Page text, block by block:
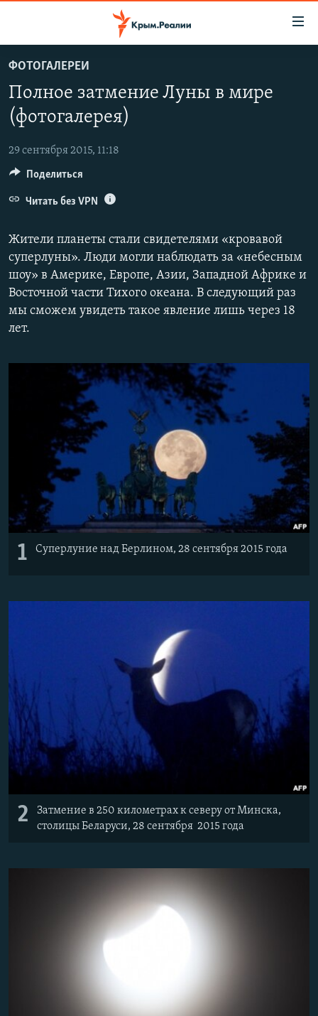
основному
содержанию
Вернутся
навигации
Вернутся
поиску
СПЕЦПРОЕКТЫ
КАРТА ВОЕННЫХ ОБЪЕКТОВ КРЫМА
11 ЛЕТ ОККУПАЦИИ КРЫМА. 11 ИСТОРИЙ СОПРОТИВЛЕНИЯ
ВОДА
ИСТОРИЯ
ЕЩЕ
ИНТЕРАКТИВ
ТЕЛЕПРОЕКТ КРЫМ.РЕАЛИИ
СОВЕТЫ ПРАВОЗАЩИТНИКОВ
ПРОПАВШИЕ БЕЗ ВЕСТИ
ПОБЕДИТЕЛЕЙ НЕ СУДЯТ?
УКРАИНСКАЯ ПРОБЛЕМА КРЫМА
РАДІО СВОБОДА
Українською
Qırımtatar
ПРИСОЕДИНЯЙТЕСЬ!
Все сайты RFE/RL
ФОТОГАЛЕРЕИ
Полное затмение Луны в мире
(фотогалерея)
29 сентября 2015, 11:18
Жители планеты стали свидетелями «кровавой
суперлуны». Люди могли наблюдать за «небесным
шоу» в Америке, Европе, Азии, Западной Африке и
Восточной части Тихого океана. В следующий раз
мы сможем увидеть такое явление лишь через 18
лет.
1 Суперлуние над Берлином, 28 сентября 2015 года
2
Затмение в 250 километрах к северу от Минска,
столицы Беларуси, 28 сентября 2015 года
Поделиться
Читать без VPN